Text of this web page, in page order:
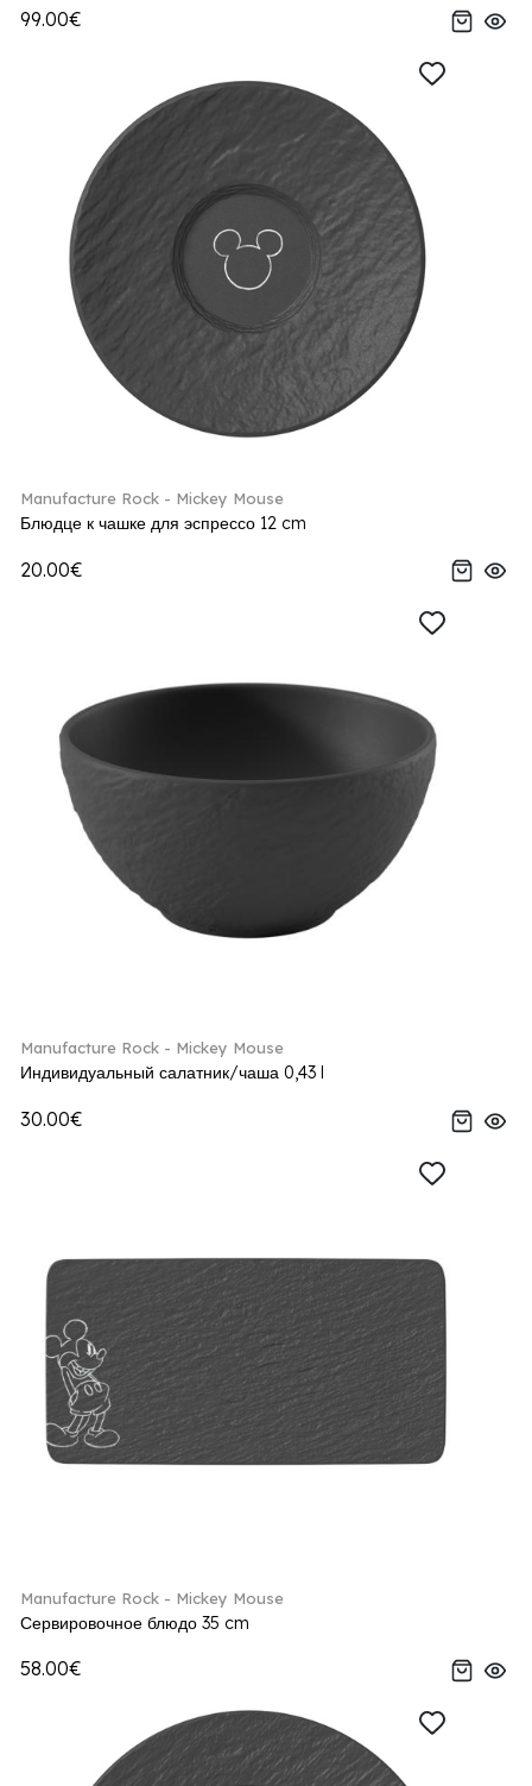
99.00€
Manufacture Rock - Mickey Mouse
Блюдце к чашке для эспрессо 12 cm
20.00€
Manufacture Rock - Mickey Mouse
Индивидуальный салатник/чаша 0,43 l
30.00€
Manufacture Rock - Mickey Mouse
Сервировочное блюдо 35 cm
58.00€